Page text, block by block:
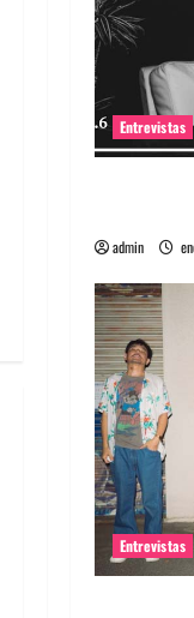
Entrevistas
admin
Entrevistas